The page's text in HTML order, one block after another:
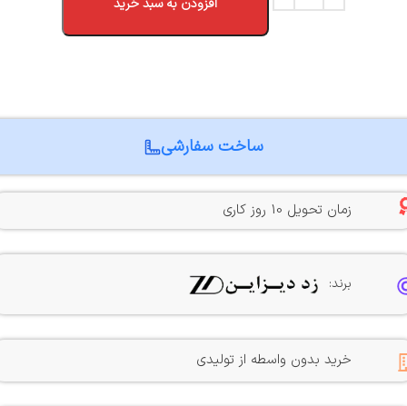
افزودن به سبد خرید
ساخت سفارشی
زمان تحویل 10 روز کاری
برند:
خرید بدون واسطه از تولیدی